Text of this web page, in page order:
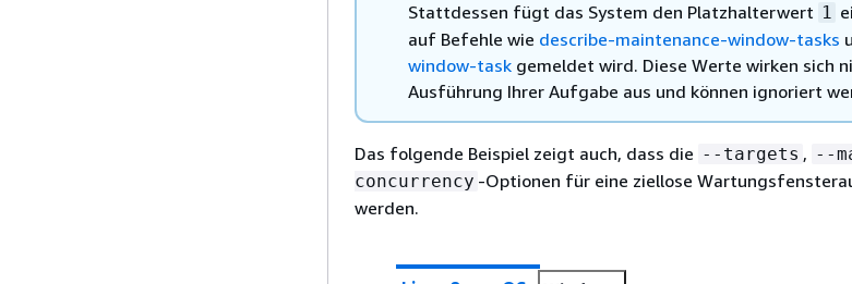
Stattdessen fügt das System den Platzhalterwert 1
auf Befehle wie describe-maintenance-window-tasks
window-task gemeldet wird. Diese Werte wirken sich
Ausführung Ihrer Aufgabe aus und können ignoriert
Das folgende Beispiel zeigt auch, dass die --targets , --
concurrency -Optionen für eine ziellose
werden.